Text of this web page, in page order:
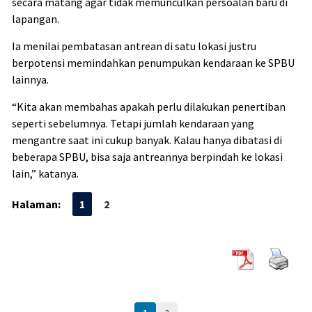
lapangan.
Ia menilai pembatasan antrean di satu lokasi justru
berpotensi memindahkan penumpukan kendaraan ke SPBU
lainnya.
“Kita akan membahas apakah perlu dilakukan penertiban
seperti sebelumnya. Tetapi jumlah kendaraan yang
mengantre saat ini cukup banyak. Kalau hanya dibatasi di
beberapa SPBU, bisa saja antreannya berpindah ke lokasi
lain,” katanya.
Halaman: 1 2